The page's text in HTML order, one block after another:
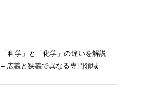
「科学」と「化学」の違いを解説
– 広義と狭義で異なる専門領域